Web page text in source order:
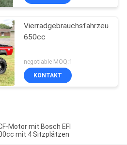
Vierradgebrauchsfahrzeug
650cc
negotiable MOQ:1
KONTAKT
Motor mit Bosch EFI
mit 4 Sitzplätzen